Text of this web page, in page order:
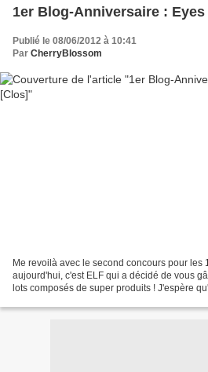
1er Blog-Anniversaire :
Publié le 08/06/2012 à 10:41
Par CherryBlossom
Me revoilà avec le second concours pour les
aujourd'hui, c'est ELF qui a décidé de vous
lots composés de super produits ! J'espère